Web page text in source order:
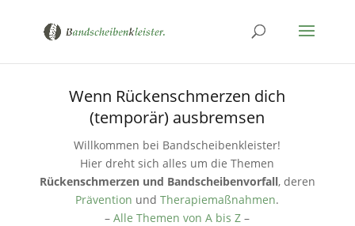
Wenn Rückenschmerzen dich
(temporär) ausbremsen
Willkommen bei Bandscheibenkleister!
Hier dreht sich alles um die Themen
Rückenschmerzen und Bandscheibenvorfall, deren
Prävention undTherapiemaßnahmen.
–Alle Themen von A bis Z –